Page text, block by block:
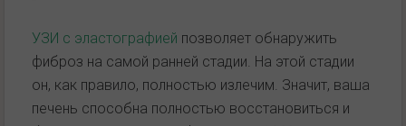
УЗИ с эластографией позволяет обнаружить
фиброз на самой ранней стадии. На этой стадии
он, как правило, полностью излечим. Значит, ваша
печень способна полностью восстановиться и